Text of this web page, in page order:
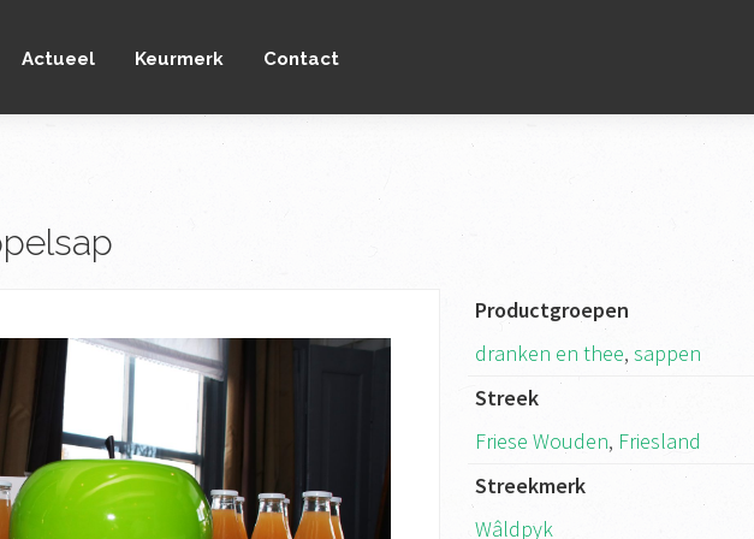
Actueel Keurmerk Contact
Productgroepen
dranken en thee,sappen
Streek
Friese Wouden, Friesland
Streekmerk
Wâldpyk